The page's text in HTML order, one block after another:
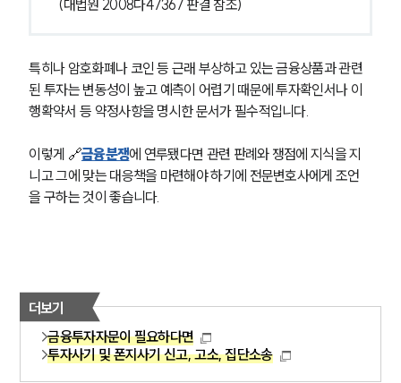
(대법원 2008다47367 판결 참조)
특히나 암호화폐나 코인 등 근래 부상하고 있는 금융상품과 관련
된 투자는 변동성이 높고 예측이 어렵기 때문에 투자확인서나 이
행확약서 등 약정사항을 명시한 문서가 필수적입니다.
이렇게 🔗금융분쟁에 연루됐다면 관련 판례와 쟁점에 지식을 지
니고 그에 맞는 대응책을 마련해야 하기에 전문변호사에게 조언
을 구하는 것이 좋습니다.
더보기
금융투자자문이 필요하다면
투자사기 및 폰지사기 신고, 고소, 집단소송